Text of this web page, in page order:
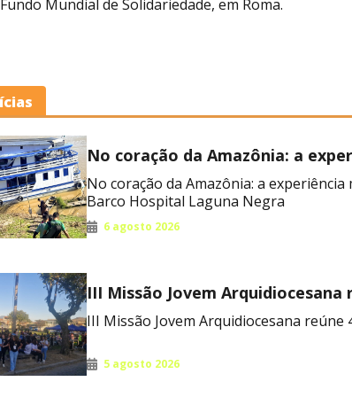
Mundial de Solidariedade, em Roma.
No coração da Amazônia: a
missionária no Barco Hospital
No coração da Amazônia: a
Barco Hospital Laguna Negra
6 agosto 2026
III Missão Jovem Arquidiocesana
no RJ
III Missão Jovem Arquidiocesana reúne
5 agosto 2026